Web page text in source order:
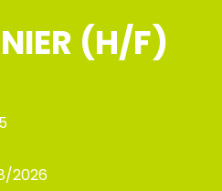
(H/F)
2026